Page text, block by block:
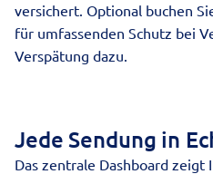
versichert. Optional buchen
für umfassenden Schutz bei
Verspätung dazu.
Jede Sendung in
Das zentrale Dashboard